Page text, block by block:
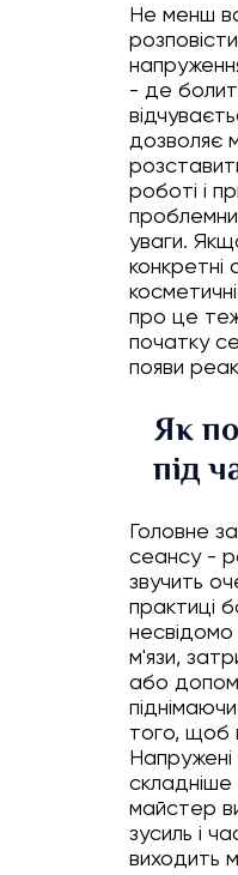
Не менш
- де
дозволяє
роботі і
уваги.
конкретні
про це
початку
появи
Як
під
Головне
сеансу -
звучить
практиці
м'язи,
або
піднімаючи
того, щоб
Напружені
майстер
зусиль і
виходить